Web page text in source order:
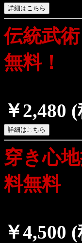
伝統武
無料！
￥2,480 (
穿き心
料無料
￥4,500 (